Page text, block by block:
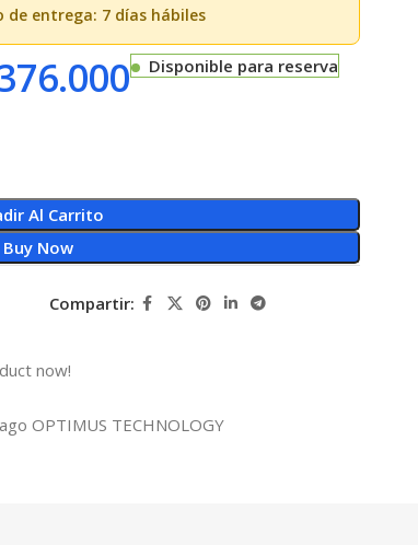
entrega: 7 días hábiles
Disponible para reserva
Al Carrito
Buy Now
Compartir:
now!